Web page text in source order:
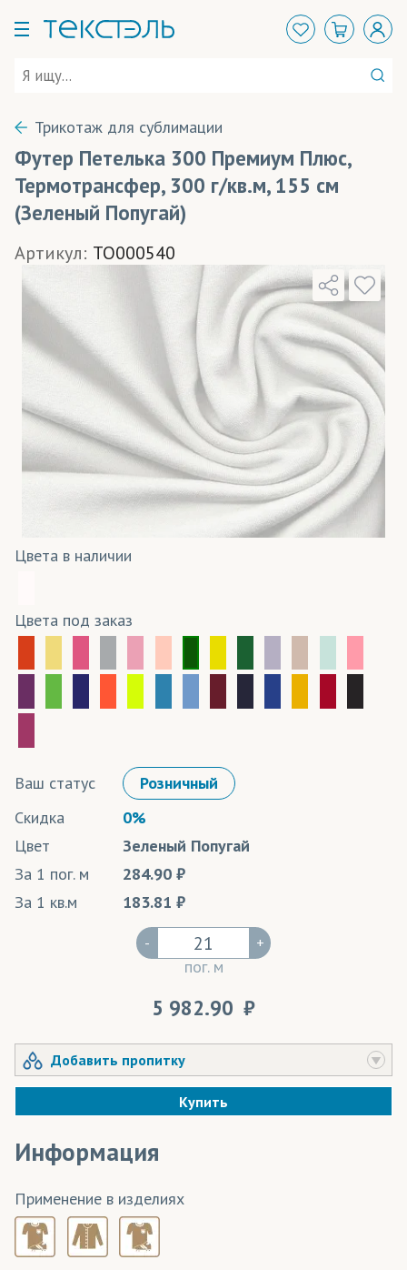
Трикотаж для сублимации
Футер Петелька 300 Премиум Плюс,
Термотрансфер, 300 г/кв.м, 155 см
(Зеленый Попугай)
Артикул: TO000540
Цвета в наличии
Цвета под заказ
Ваш статус
Розничный
Скидка
0%
Цвет
Зеленый Попугай
За 1 пог. м
284.90
За 1 кв.м
183.81
-
пог. м
+
5 982.90
Добавить пропитку
Купить
Информация
Применение в изделиях